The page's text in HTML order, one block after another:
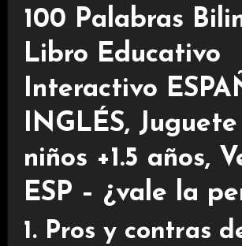
100 Palabras
Libro Educativo
Interactivo
INGLÉS,
niños +1.5 años,
ESP – ¿vale la
1. Pros y contras